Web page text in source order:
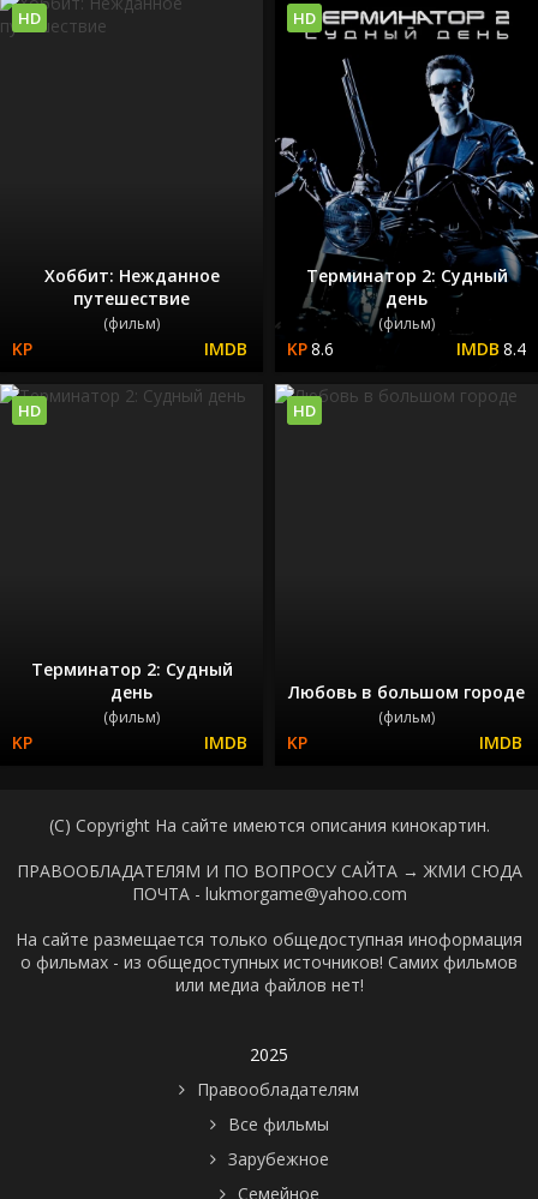
Хоббит: Нежданное
путешествие
(фильм)
HD
Терминатор 2: Судный
день
(фильм)
8.6 8.4
HD
Терминатор 2: Судный
день
(фильм)
HD
Любовь в большом городе
(фильм)
HD
(C) Copyright На сайте имеются описания кинокартин.
ПРАВООБЛАДАТЕЛЯМ И ПО ВОПРОСУ САЙТА → ЖМИ СЮДА
ПОЧТА - lukmorgame@yahoo.com
На сайте размещается только общедоступная иноформация
о фильмах - из общедоступных источников! Самих фильмов
или медиа файлов нет!
2025
Правообладателям
Все фильмы
Зарубежное
Семейное